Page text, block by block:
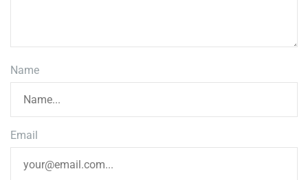
Name
Email